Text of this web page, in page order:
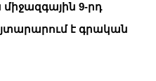
9-րդ
է գրական